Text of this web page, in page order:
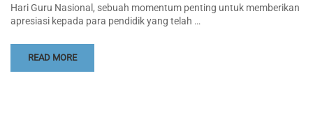
Hari Guru Nasional, sebuah momentum penting untuk memberikan
apresiasi kepada para pendidik yang telah …
READ MORE